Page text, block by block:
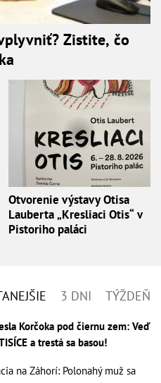
Zistite, čo
Otvorenie výstavy Otisa
Lauberta „Kresliaci Otis“ v
Pistoriho paláci
3 DNI TÝŽDEŇ
Korčoka pod čiernu zem: Veď
a trestá sa basou!
na Záhorí: Polonahý muž sa